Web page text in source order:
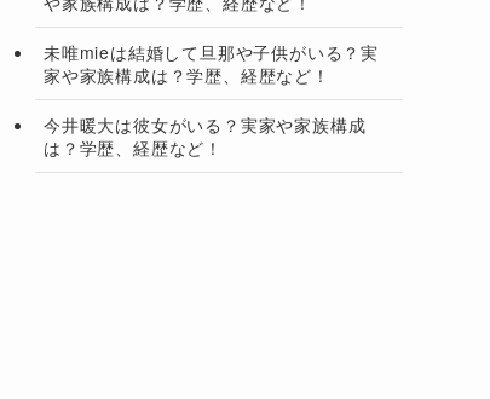
未唯mieは結婚して旦那や子供がいる？実
家や家族構成は？学歴、経歴など！
今井暖大は彼女がいる？実家や家族構成
は？学歴、経歴など！